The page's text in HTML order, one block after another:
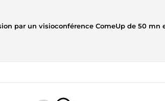
par un visioconférence ComeUp de 50 mn